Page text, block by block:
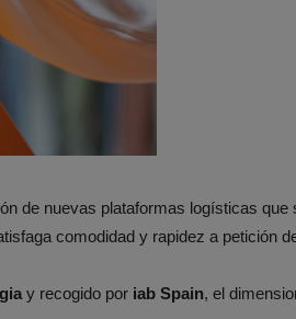
de nuevas plataformas logísticas que
comodidad y rapidez a petición
y recogido por iab Spain, el